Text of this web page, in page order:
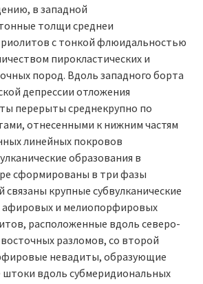
в западной
толщи среднеи
с тонкой флюидальностью
пирокластических и
пород. Вдоль западного борта
депрессии отложения
перерыты среднекрупно по
отнесенными к нижним частям
линейных покровов
образования в
сформированы в три фазы
связаны крупные субвулканические
и мелиопорфировых
расположенные вдоль северо-
разломов, со второй
невадиты, образующие
вдоль субмеридиональных